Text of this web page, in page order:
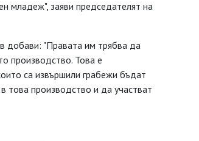
младеж", заяви председателят на
добави: "Правата им трябва да
производство. Това е
са извършили грабежи бъдат
това производство и да участват